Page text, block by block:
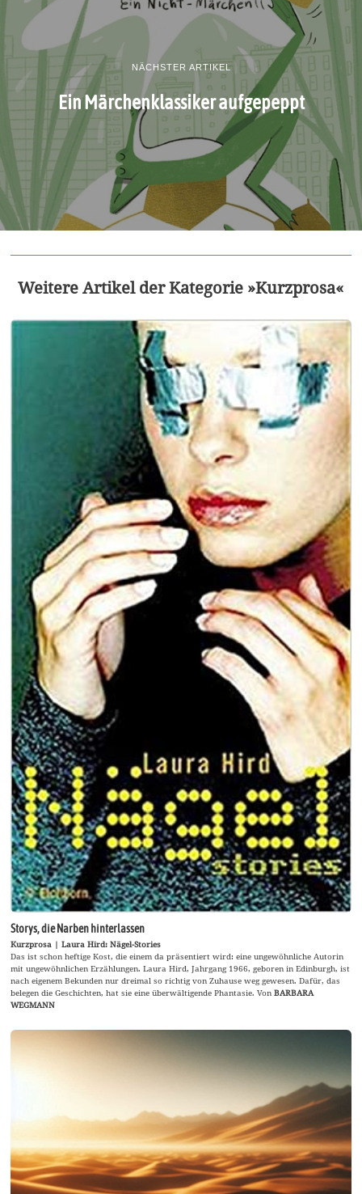
NÄCHSTER ARTIKEL
Ein Märchenklassiker aufgepeppt
Weitere Artikel der Kategorie »Kurzprosa«
Storys, die Narben hinterlassen
Kurzprosa | Laura Hird: Nägel-Stories
Das ist schon heftige Kost, die einem da präsentiert wird: eine ungewöhnliche Autorin
mit ungewöhnlichen Erzählungen. Laura Hird, Jahrgang 1966, geboren in Edinburgh, ist
nach eigenem Bekunden nur dreimal so richtig von Zuhause weg gewesen. Dafür, das
belegen die Geschichten, hat sie eine überwältigende Phantasie. VonBARBARA
WEGMANN